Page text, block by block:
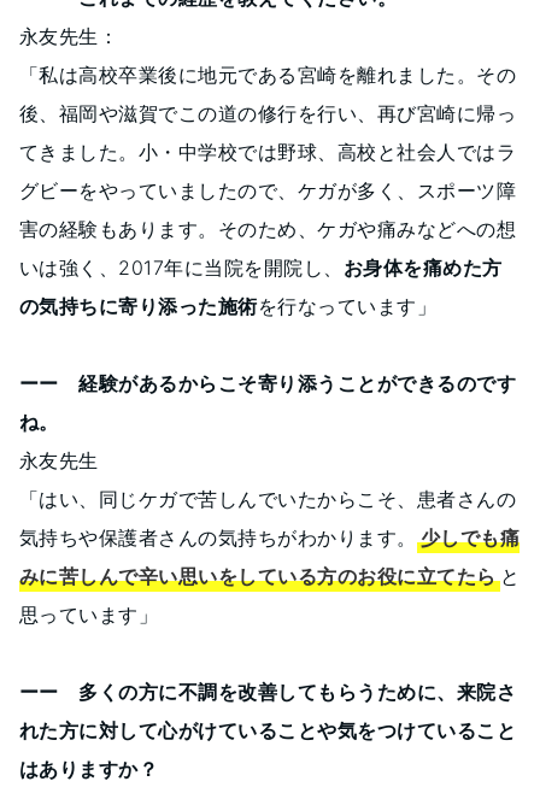
永友先生：
「私は高校卒業後に地元である宮崎を離れました。その
後、福岡や滋賀でこの道の修行を行い、再び宮崎に帰っ
てきました。小・中学校では野球、高校と社会人ではラ
グビーをやっていましたので、ケガが多く、スポーツ障
害の経験もあります。そのため、ケガや痛みなどへの想
いは強く、2017年に当院を開院し、 お身体を痛めた方
の気持ちに寄り添った施術を行なっています」
ーー 経験があるからこそ寄り添うことができるのです
ね。
永友先生
「はい、同じケガで苦しんでいたからこそ、患者さんの
気持ちや保護者さんの気持ちがわかります。
少しでも痛
みに苦しんで辛い思いをしている方のお役に立てたらと
思っています」
ーー 多くの方に不調を改善してもらうために、来院さ
れた方に対して心がけていることや気をつけていること
はありますか？